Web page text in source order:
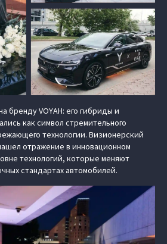
бренду VOYAH: его гибриды и
как символ стремительного
технологии. Визионерский
отражение в инновационном
технологий, которые меняют
стандартах автомобилей.